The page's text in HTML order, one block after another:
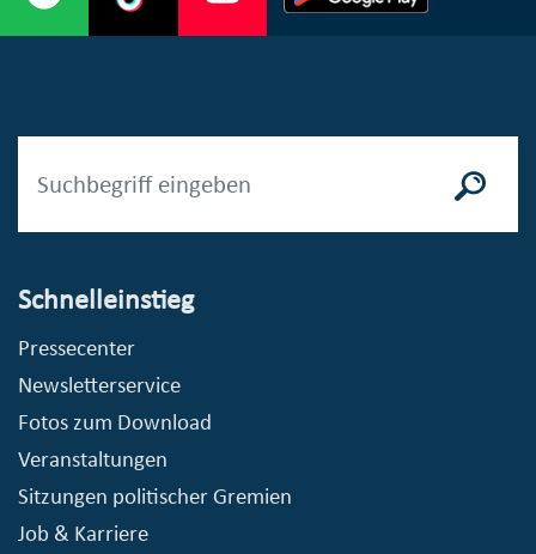
Schnelleinstieg
Pressecenter
Newsletterservice
Fotos zum Download
Veranstaltungen
Sitzungen politischer Gremien
Job & Karriere